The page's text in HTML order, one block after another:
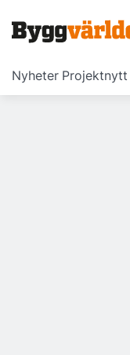
Nyheter Projektnytt